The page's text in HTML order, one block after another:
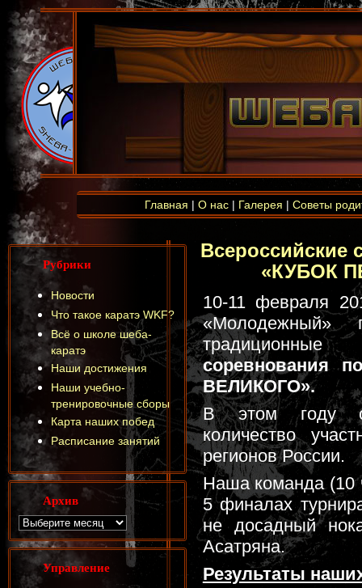
Главная | О нас | Галерея | Советы
Всероссийские
«КУБОК
10-11 февраля
«Молодежный»
соревнования
ВЕЛИКОГО».
В этом году
количество
регионов России.
Наша команда (10
5 финалах
не досадный
Асатряна.
Результаты
Рубрики
Новости
Что такое каратэ WKF?
Всё о школе шеба-
каратэ
Наши достижения
Наши учебно-
тренировочные сборы
Карта наших побед
Расписание занятий
Архив
Управление